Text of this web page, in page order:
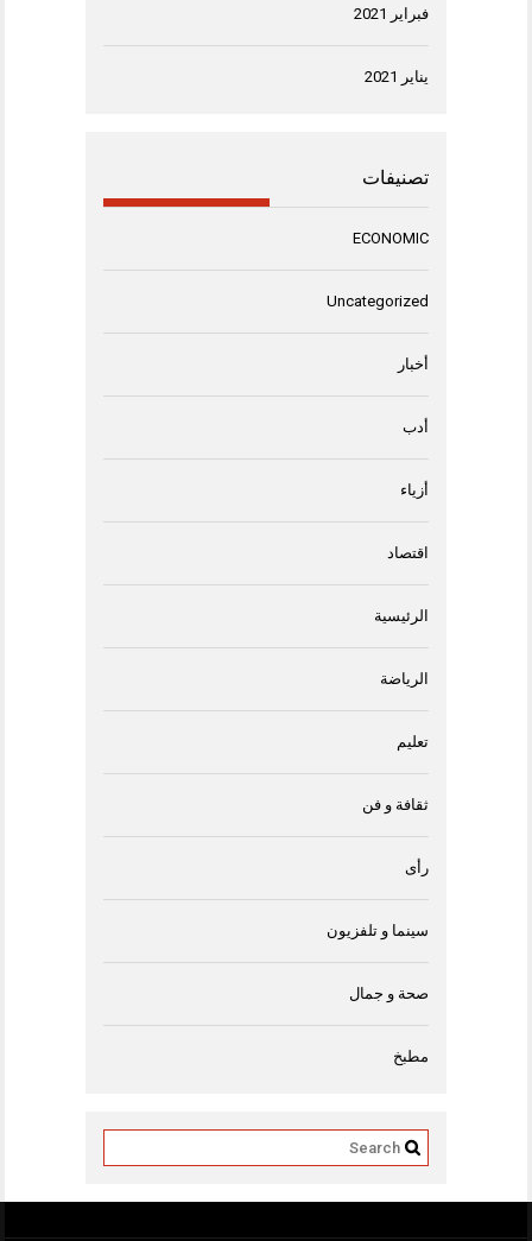
فبراير 2021
يناير 2021
تصنيفات
ECONOMIC
Uncategorized
أخبار
أدب
أزياء
اقتصاد
الرئيسية
الرياضة
تعليم
ثقافة و فن
رأى
سينما و تلفزيون
صحة و جمال
مطبخ